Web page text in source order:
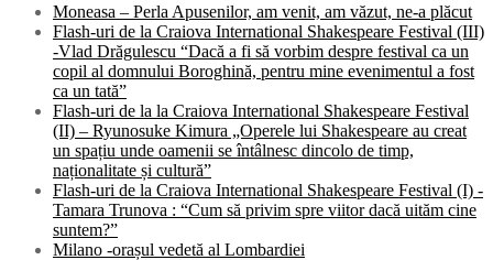
Moneasa – Perla Apusenilor, am venit, am văzut, ne-a plăcut
Flash-uri de la Craiova International Shakespeare Festival (III)
-Vlad Drăgulescu “Dacă a fi să vorbim despre festival ca un
copil al domnului Boroghină, pentru mine evenimentul a fost
ca un tată”
Flash-uri de la la Craiova International Shakespeare Festival
(II) – Ryunosuke Kimura „Operele lui Shakespeare au creat
un spațiu unde oamenii se întâlnesc dincolo de timp,
naționalitate și cultură”
Flash-uri de la Craiova International Shakespeare Festival (I) -
Tamara Trunova : “Cum să privim spre viitor dacă uităm cine
suntem?”
Milano -orașul vedetă al Lombardiei